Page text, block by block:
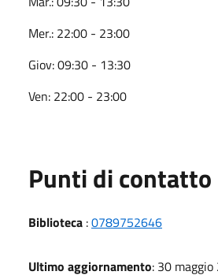
Mer.: 22:00 - 23:00
Giov: 09:30 - 13:30
Ven: 22:00 - 23:00
Punti di contatto
Biblioteca :0789752646
Ultimo aggiornamento: 30